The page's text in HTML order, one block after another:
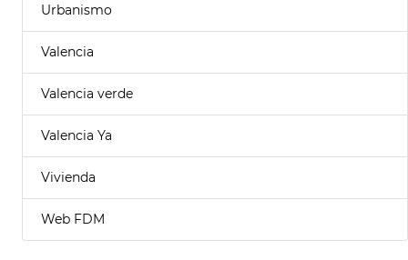
Urbanismo
Valencia
Valencia verde
Valencia Ya
Vivienda
Web FDM